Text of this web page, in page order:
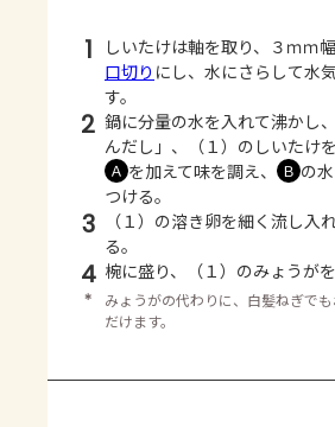
1 しいたけは軸を取り、３ｍｍ
口切り にし、水にさらして水
す。
2 鍋に分量の水を入れて沸かし
んだし」、（１）のしいたけ
Ａ を加えて味を調え、 Ｂ の
つける。
3
（１）の溶き卵を細く流し入
る。
4 椀に盛り、（１）のみょうがを
＊
みょうがの代わりに、白髪ねぎで
だけます。